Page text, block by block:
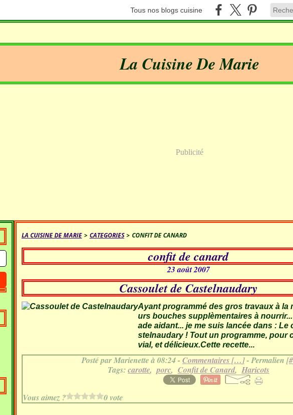
Tous nos blogs cuisine
La Cuisine De Marie
Publicité
LA CUISINE DE MARIE > CATEGORIES > CONFIT DE CANARD
confit de canard
23 août 2007
Cassoulet de Castelnaudary
Ayant programmé des gros travaux à la
urs bouches supplèmentaires à
ade aidant... je me suis lancée dans : Le
stelnaudary ! Tout un programme, pour
vial, et délicieux.Cette recette...
Posté par Marienette à 08:24 - Commentaires […]- Permalien [#
Tags: carotte,porc, Confit de Canard, Haricots
Vous aimez ? 0 vote